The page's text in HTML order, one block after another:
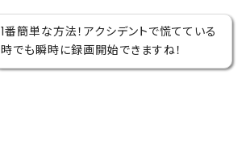
1番簡単な方法！アクシデントで慌てている
時でも瞬時に録画開始できますね！